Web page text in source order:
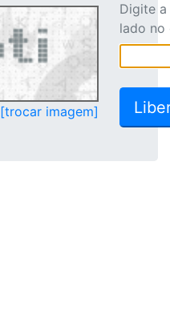
[trocar imagem]
Digite
lado no